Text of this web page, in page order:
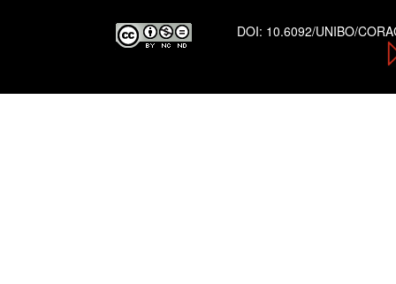
DOI: 10.6092/UNIBO/